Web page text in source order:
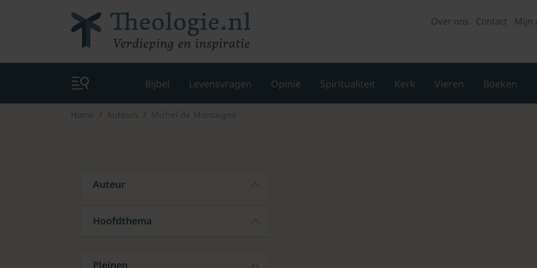
Over ons Contact Mijn
Bijbel Levensvragen Opinie Spiritualiteit Kerk Vieren Boeken
Home Auteurs Michel de Montaigne
Auteur
Hoofdthema
Pleinen